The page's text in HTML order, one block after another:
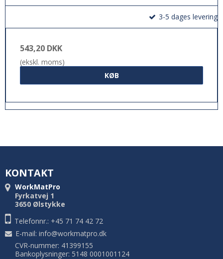
3-5 dages levering
543,20 DKK
(ekskl. moms)
KØB
KONTAKT
WorkMatPro
Fyrkatvej 1
3650 Ølstykke
Telefonnr.: +45 71 74 42 72
E-mail: info@workmatpro.dk
CVR-nummer: 41399155
Bankoplysninger: 5148 0001001124